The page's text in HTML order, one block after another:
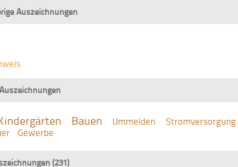
Auszeichnungen
Bauen Ummelden Stromversorgung
Gewerbe
(231)